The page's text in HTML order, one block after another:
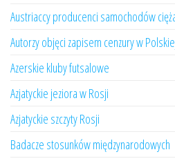
Austriaccy producenci samochodów
Autorzy objęci zapisem cenzury w
Azerskie kluby futsalowe
Azjatyckie jeziora w Rosji
Azjatyckie szczyty Rosji
Badacze stosunków międzynarodowych